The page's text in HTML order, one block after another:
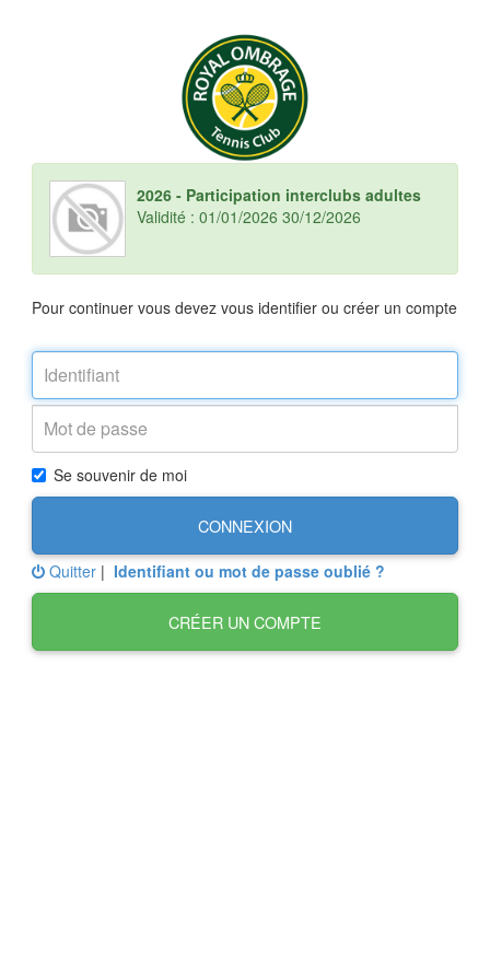
2026 - Participation interclubs adultes
Validité : 01/01/2026 30/12/2026
Pour continuer vous devez vous identifier ou créer un compte
Se souvenir de moi
CONNEXION
Quitter | Identifiant ou mot de passe oublié ?
CRÉER UN COMPTE